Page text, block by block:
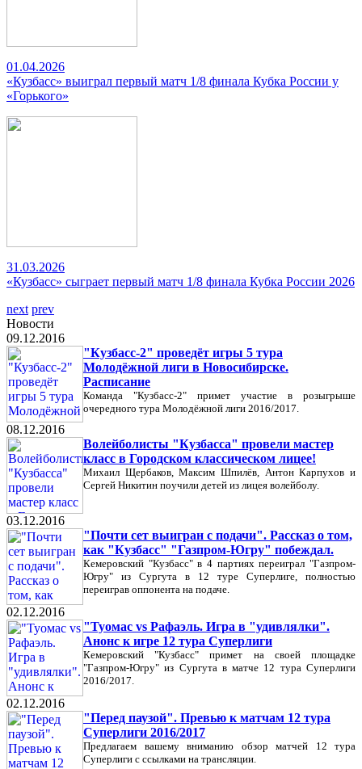
01.04.2026
«Кузбасс» выиграл первый матч 1/8 финала Кубка России у
«Горького»
31.03.2026
«Кузбасс» сыграет первый матч 1/8 финала Кубка России 2026
next prev
Новости
09.12.2016
"Кузбасс-2" проведёт игры 5 тура
Молодёжной лиги в Новосибирске.
Расписание
Команда "Кузбасс-2" примет участие в розыгрыше
очередного тура Молодёжной лиги 2016/2017.
08.12.2016
Волейболисты "Кузбасса" провели мастер
класс в Городском классическом лицее!
Михаил Щербаков, Максим Шпилёв, Антон Карпухов и
Сергей Никитин поучили детей из лицея волейболу.
03.12.2016
"Почти сет выигран с подачи". Рассказ о том,
как "Кузбасс" "Газпром-Югру" побеждал.
Кемеровский "Кузбасс" в 4 партиях переиграл "Газпром-
Югру" из Сургута в 12 туре Суперлиге, полностью
переиграв оппонента на подаче.
02.12.2016
"Туомас vs Рафаэль. Игра в "удивлялки".
Анонс к игре 12 тура Суперлиги
Кемеровский "Кузбасс" примет на своей площадке
"Газпром-Югру" из Сургута в матче 12 тура Суперлиги
2016/2017.
02.12.2016
"Перед паузой". Превью к матчам 12 тура
Суперлиги 2016/2017
Предлагаем вашему вниманию обзор матчей 12 тура
Суперлиги с ссылками на трансляции.